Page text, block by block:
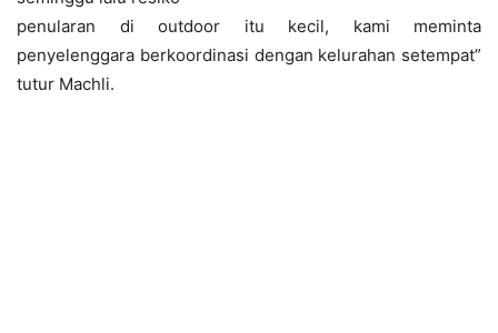
penularan di outdoor itu kecil, kami meminta
penyelenggara berkoordinasi dengan kelurahan setempat”
tutur Machli.